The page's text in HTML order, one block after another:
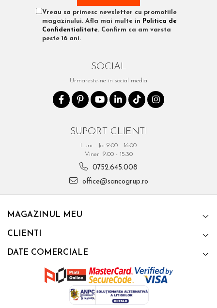
Vreau sa primesc newsletter cu promotiile
magazinului. Afla mai multe in Politica de
Confidentialitate. Confirm ca am varsta
peste 16 ani.
SOCIAL
Urmareste-ne in social media
SUPORT CLIENTI
Luni - Joi 9:00 - 16:00
Vineri 9:00 - 15:30
0752.645.008
office@sancogrup.ro
MAGAZINUL MEU
CLIENTI
DATE COMERCIALE